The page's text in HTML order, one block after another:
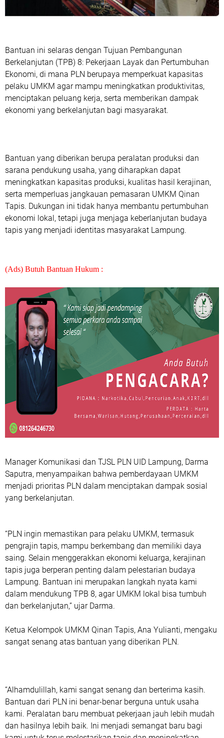
Bantuan ini selaras dengan Tujuan Pembangunan
Berkelanjutan (TPB) 8: Pekerjaan Layak dan Pertumbuhan
Ekonomi, di mana PLN berupaya memperkuat kapasitas
pelaku UMKM agar mampu meningkatkan produktivitas,
menciptakan peluang kerja, serta memberikan dampak
ekonomi yang berkelanjutan bagi masyarakat.
Bantuan yang diberikan berupa peralatan produksi dan
sarana pendukung usaha, yang diharapkan dapat
meningkatkan kapasitas produksi, kualitas hasil kerajinan,
serta memperluas jangkauan pemasaran UMKM Qinan
Tapis. Dukungan ini tidak hanya membantu pertumbuhan
ekonomi lokal, tetapi juga menjaga keberlanjutan budaya
tapis yang menjadi identitas masyarakat Lampung.
(Ads) Butuh Bantuan Hukum :
Manager Komunikasi dan TJSL PLN UID Lampung, Darma
Saputra, menyampaikan bahwa pemberdayaan UMKM
menjadi prioritas PLN dalam menciptakan dampak sosial
yang berkelanjutan.
“PLN ingin memastikan para pelaku UMKM, termasuk
pengrajin tapis, mampu berkembang dan memiliki daya
saing. Selain menggerakkan ekonomi keluarga, kerajinan
tapis juga berperan penting dalam pelestarian budaya
Lampung. Bantuan ini merupakan langkah nyata kami
dalam mendukung TPB 8, agar UMKM lokal bisa tumbuh
dan berkelanjutan,” ujar Darma.
Ketua Kelompok UMKM Qinan Tapis, Ana Yulianti, mengaku
sangat senang atas bantuan yang diberikan PLN.
“Alhamdulillah, kami sangat senang dan berterima kasih.
Bantuan dari PLN ini benar-benar berguna untuk usaha
kami. Peralatan baru membuat pekerjaan jauh lebih mudah
dan hasilnya lebih baik. Ini menjadi semangat baru bagi